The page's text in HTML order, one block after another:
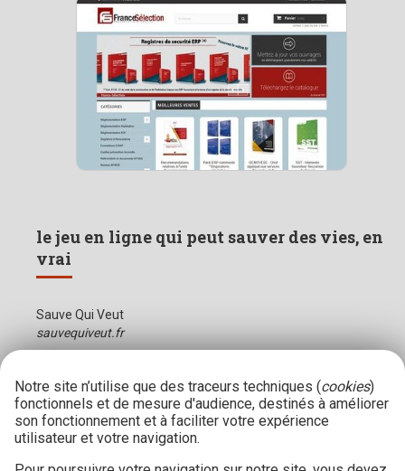
le jeu en ligne qui peut sauver des vies, en
vrai
Sauve Qui Veut
sauvequiveut.fr
Notre site n’utilise que des traceurs techniques (cookies)
fonctionnels et de mesure d'audience, destinés à améliorer
son fonctionnement et à faciliter votre expérience
utilisateur et votre navigation.